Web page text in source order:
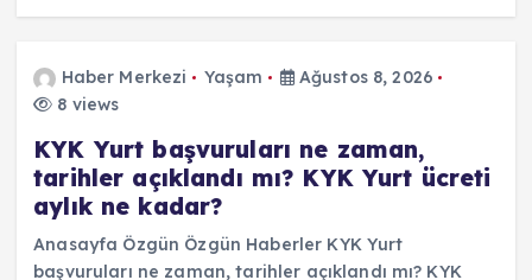
Haber Merkezi Yaşam
Ağustos 8, 2026
8 views
KYK Yurt başvuruları ne zaman,
tarihler açıklandı mı? KYK Yurt ücreti
aylık ne kadar?
Anasayfa Özgün Özgün Haberler KYK Yurt
başvuruları ne zaman, tarihler açıklandı mı? KYK